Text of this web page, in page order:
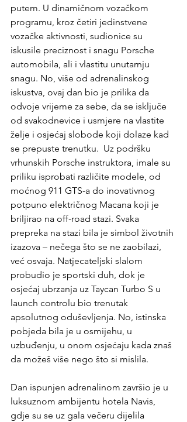
putem. U dinamičnom vozačkom
programu, kroz četiri jedinstvene
vozačke aktivnosti, sudionice su
iskusile preciznost i snagu Porsche
automobila, ali i vlastitu unutarnju
snagu. No, više od adrenalinskog
iskustva, ovaj dan bio je prilika da
odvoje vrijeme za sebe, da se isključe
od svakodnevice i usmjere na vlastite
želje i osjećaj slobode koji dolaze kad
se prepuste trenutku.  Uz podršku
vrhunskih Porsche instruktora, imale su
priliku isprobati različite modele, od
moćnog 911 GTS-a do inovativnog
potpuno električnog Macana koji je
briljirao na off-road stazi. Svaka
prepreka na stazi bila je simbol životnih
izazova – nečega što se ne zaobilazi,
već osvaja. Natjecateljski slalom
probudio je sportski duh, dok je
osjećaj ubrzanja uz Taycan Turbo S u
launch controlu bio trenutak
apsolutnog oduševljenja. No, istinska
pobjeda bila je u osmijehu, u
uzbuđenju, u onom osjećaju kada znaš
da možeš više nego što si mislila.
Dan ispunjen adrenalinom završio je u
luksuznom ambijentu hotela Navis,
gdje su se uz gala večeru dijelila